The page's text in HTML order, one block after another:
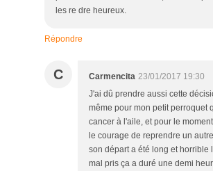
les re dre heureux.
Répondre
C Carmencita 23/01/2017 19:30
J'ai dû prendre aussi cette
même pour mon petit perroquet
cancer à l'aile, et pour le
le courage de reprendre un
son départ a été long et horrible
mal pris ça a duré une demi